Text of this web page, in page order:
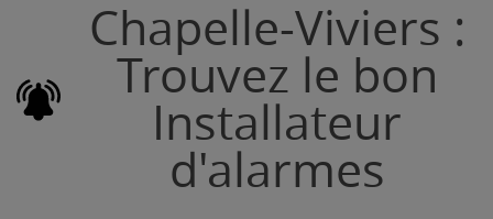
Chapelle-Viviers :
Trouvez le bon
Installateur
d'alarmes